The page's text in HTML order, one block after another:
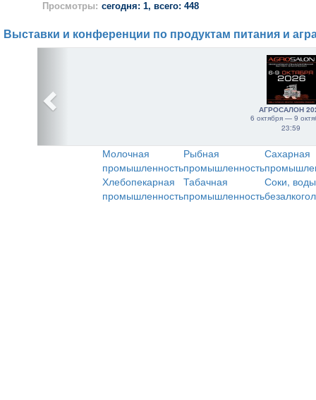
Просмотры: сегодня: 1, всего: 448
Выставки и конференции по продуктам питания и
АГРОСАЛОН
6 октября — 9
23:59
Молочная
промышленность
Рыбная
промышленность
Сахарная
Хлебопекарная
промышленность
Табачная
промышленность
Соки,